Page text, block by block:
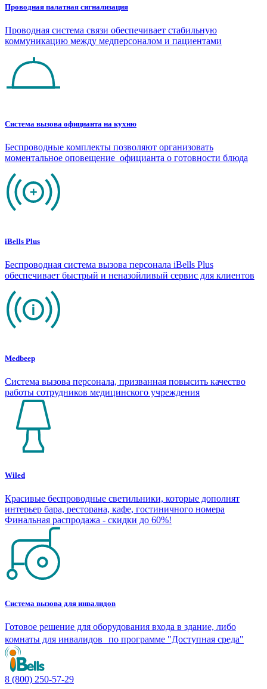
Проводная палатная сигнализация
Проводная система связи обеспечивает стабильную
коммуникацию между медперсоналом и пациентами
Система вызова официанта на кухню
Беспроводные комплекты позволяют организовать
моментальное оповещение официанта о готовности блюда
iBells Plus
Беспроводная система вызова персонала iBells Plus
обеспечивает быстрый и неназойливый сервис для клиентов
Medbeep
Система вызова персонала, призванная повысить качество
работы сотрудников медицинского учреждения
Wiled
Красивые беспроводные светильники, которые дополнят
интерьер бара, ресторана, кафе, гостиничного номера
Финальная распродажа - скидки до 60%!
Система вызова для инвалидов
Готовое решение для оборудования входа в здание, либо
комнаты для инвалидов по программе "Доступная среда"
8 (800) 250-57-29